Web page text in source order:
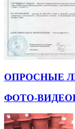
ОПРОСНЫЕ
ФОТО-